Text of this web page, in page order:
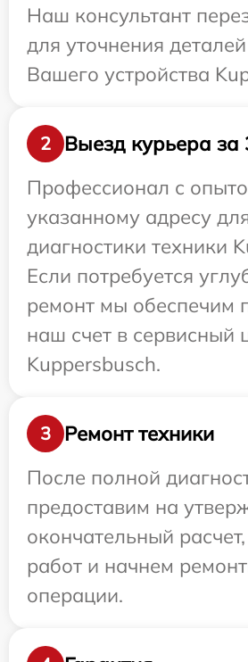
Наш консультант
для уточнения
Вашего устройства
2
Выезд курьера за
Профессионал с
указанному адресу
диагностики техники
Если потребуется
ремонт мы обеспечим
наш счет в сервисный
Kuppersbusch.
3
Ремонт техники
После полной
предоставим на
окончательный
работ и начнем
операции.